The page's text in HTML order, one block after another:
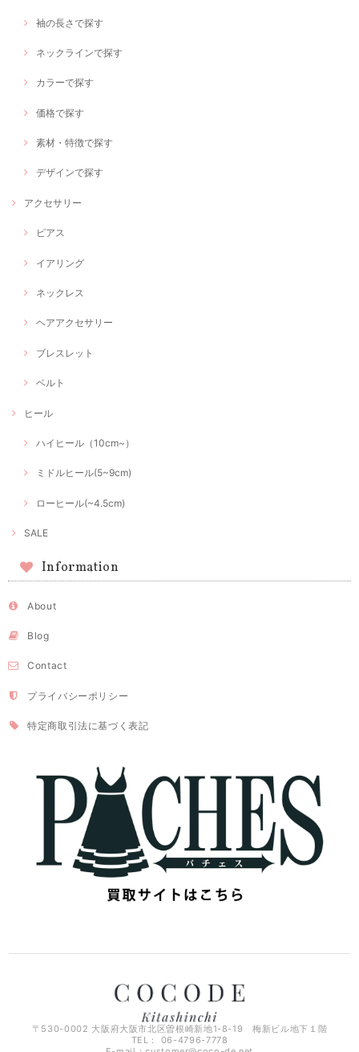
袖の長さで探す
ネックラインで探す
カラーで探す
価格で探す
素材・特徴で探す
デザインで探す
アクセサリー
ピアス
イアリング
ネックレス
ヘアアクセサリー
ブレスレット
ベルト
ヒール
ハイヒール（10cm~）
ミドルヒール(5~9cm)
ローヒール(~4.5cm)
SALE
Information
About
Blog
Contact
プライバシーポリシー
特定商取引法に基づく表記
〒530-0002 大阪府大阪市北区曽根崎新地1-8-19 梅新ビル地下１階
TEL： 06-4796-7778